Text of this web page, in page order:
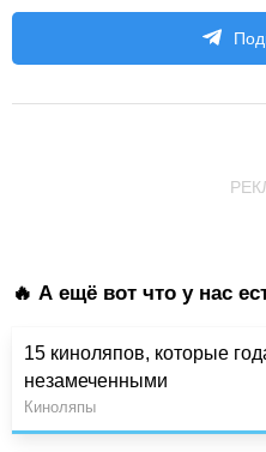
🔥 А ещё вот что у нас
15 киноляпов, которые
незамеченными
Киноляпы